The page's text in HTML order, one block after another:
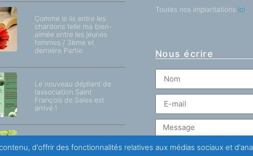
Comme le lis entre les
chardons telle ma bien-
aimée entre les jeunes
femmes / 3ème et
dernière Partie
Le nouveau dépliant de
l’association Saint
François de Sales est
arrivé !
l’épreuve de la douleur
Toutes nos implantations ici.
Nous écrire
d'offrir des fonctionnalités relatives aux médias sociaux et